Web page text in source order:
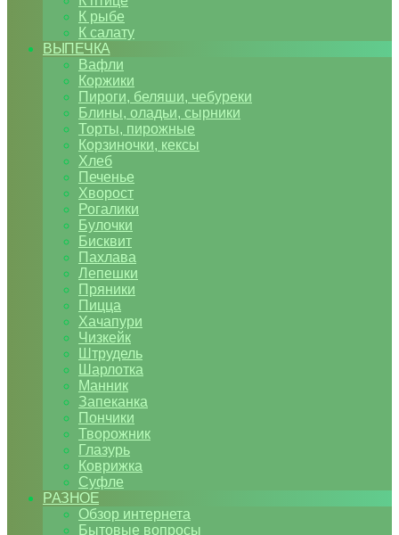
К рыбе
К салату
ВЫПЕЧКА
Вафли
Коржики
Пироги, беляши, чебуреки
Блины, оладьи, сырники
Торты, пирожные
Корзиночки, кексы
Хлеб
Печенье
Хворост
Рогалики
Булочки
Бисквит
Пахлава
Лепешки
Пряники
Пицца
Хачапури
Чизкейк
Штрудель
Шарлотка
Манник
Запеканка
Пончики
Творожник
Глазурь
Коврижка
Суфле
РАЗНОЕ
Обзор интернета
Бытовые вопросы